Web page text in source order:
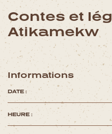
Ski La Tuque
Concours
Infos pratiques
Nous joindre
Contes et
Atikamekw
Informations
DATE :
HEURE :